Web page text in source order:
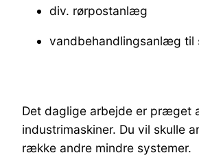
div. rørpostanlæg
vandbehandlingsanlæg til
Det daglige arbejde er præget
industrimaskiner. Du vil skulle
række andre mindre systemer.